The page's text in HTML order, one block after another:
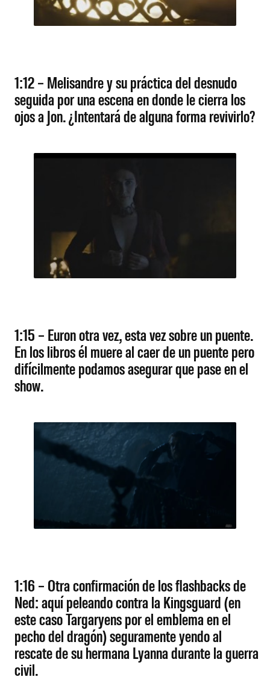
1:12 – Melisandre y su práctica del desnudo
seguida por una escena en donde le cierra los
ojos a Jon. ¿Intentará de alguna forma revivirlo?
1:15 – Euron otra vez, esta vez sobre un puente.
En los libros él muere al caer de un puente pero
difícilmente podamos asegurar que pase en el
show.
1:16 – Otra confirmación de los flashbacks de
Ned: aquí peleando contra la Kingsguard (en
este caso Targaryens por el emblema en el
pecho del dragón) seguramente yendo al
rescate de su hermana Lyanna durante la guerra
civil.